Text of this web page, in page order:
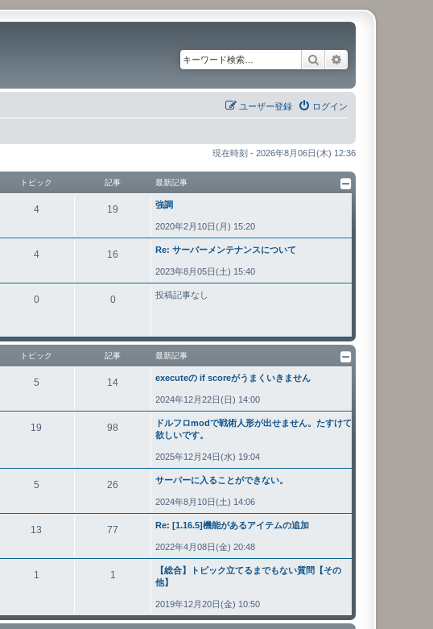
検索
ログイン
ユーザー登録
現在時刻 - 2026年8月06日(木) 12:36
トピック 記事 最新記事
4 19 強調
2020年2月10日(月) 15:20
4 16 Re: サーバーメンテナンスについて
2023年8月05日(土) 15:40
0 0 投稿記事なし
トピック 記事 最新記事
5 14 executeの if scoreがうまくいきません
2024年12月22日(日) 14:00
19 98
ドルフロmodで戦術人形が出せません。たすけて
欲しいです。
2025年12月24日(水) 19:04
5 26 サーバーに入ることができない。
2024年8月10日(土) 14:06
13 77 Re: [1.16.5]機能があるアイテムの追加
2022年4月08日(金) 20:48
1 1
【総合】トピック立てるまでもない質問【その
他】
2019年12月20日(金) 10:50